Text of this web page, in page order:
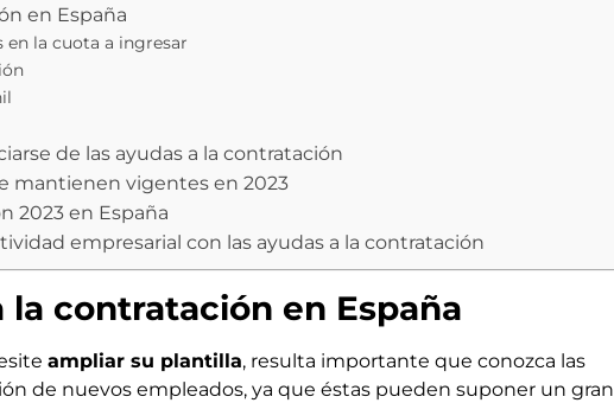
en España
en la cuota a ingresar
de las ayudas a la contratación
mantienen vigentes en 2023
2023 en España
empresarial con las ayudas a la contratación
la contratación en España
ampliar su plantilla, resulta importante que conozca las
de nuevos empleados, ya que éstas pueden suponer un gran